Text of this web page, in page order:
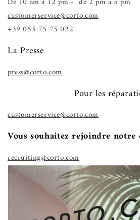
customerservice@corto.com
+39 055 75 75 022
La Presse
press@corto.com
Pour les
customerservice@corto.com
Vous souhaitez rejoindre notre
recruiting@corto.com